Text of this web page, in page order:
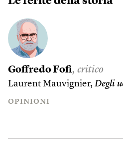
Goffredo Fofi, critico
Laurent Mauvignier, Degli
OPINIONI